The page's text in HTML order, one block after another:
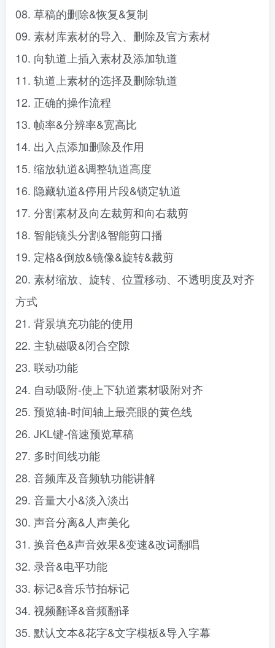
08. 草稿的删除&恢复&复制
09. 素材库素材的导入、删除及官方素材
10. 向轨道上插入素材及添加轨道
11. 轨道上素材的选择及删除轨道
12. 正确的操作流程
13. 帧率&分辨率&宽高比
14. 出入点添加删除及作用
15. 缩放轨道&调整轨道高度
16. 隐藏轨道&停用片段&锁定轨道
17. 分割素材及向左裁剪和向右裁剪
18. 智能镜头分割&智能剪口播
19. 定格&倒放&镜像&旋转&裁剪
20. 素材缩放、旋转、位置移动、不透明度及对齐
方式
21. 背景填充功能的使用
22. 主轨磁吸&闭合空隙
23. 联动功能
24. 自动吸附-使上下轨道素材吸附对齐
25. 预览轴-时间轴上最亮眼的黄色线
26. JKL键-倍速预览草稿
27. 多时间线功能
28. 音频库及音频轨功能讲解
29. 音量大小&淡入淡出
30. 声音分离&人声美化
31. 换音色&声音效果&变速&改词翻唱
32. 录音&电平功能
33. 标记&音乐节拍标记
34. 视频翻译&音频翻译
35. 默认文本&花字&文字模板&导入字幕